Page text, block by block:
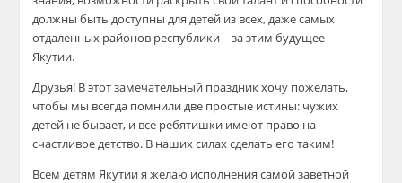
должны быть доступны для детей из всех, даже самых
отдаленных районов республики – за этим будущее
Якутии.
Друзья! В этот замечательный праздник хочу пожелать,
чтобы мы всегда помнили две простые истины: чужих
детей не бывает, и все ребятишки имеют право на
счастливое детство. В наших силах сделать его таким!
Всем детям Якутии я желаю исполнения самой заветной